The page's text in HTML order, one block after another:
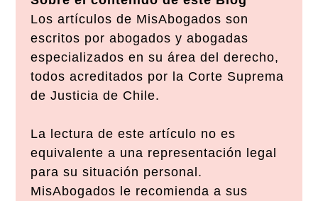
Los artículos de MisAbogados son
escritos por abogados y abogadas
especializados en su área del derecho,
todos acreditados por la Corte Suprema
de Justicia de Chile.
La lectura de este artículo no es
equivalente a una representación legal
para su situación personal.
MisAbogados le recomienda a sus